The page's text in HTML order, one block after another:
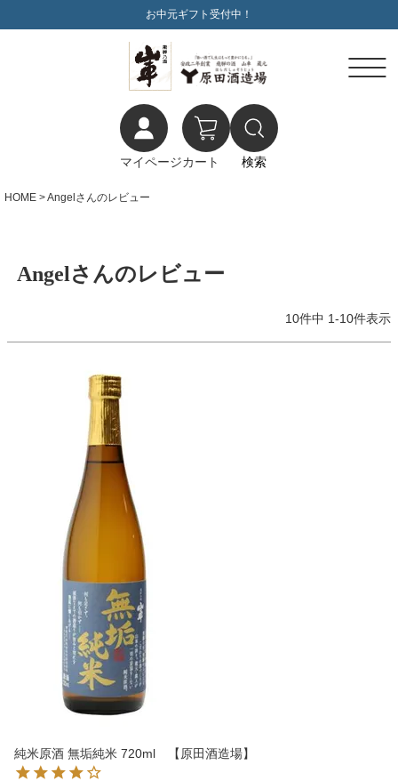
お中元ギフト受付中！
マイページカート 検索
HOME Angelさんのレビュー
Angelさんのレビュー
10件中 1-10件表示
純米原酒 無垢純米 720ml 【原田酒造場】